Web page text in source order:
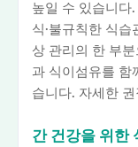
높일 수 있습니다
식·불규칙한 식
상 관리의 한 부
과 식이섬유를 함
습니다. 자세한
간 건강을 위한